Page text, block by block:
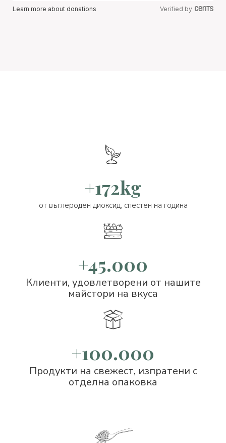
Learn more about donations Verified by
+172kg
от въглероден диоксид, спестен на година
+45.000
Клиенти, удовлетворени от нашите
майстори на вкуса
+100.000
Продукти на свежест, изпратени с
отделна опаковка